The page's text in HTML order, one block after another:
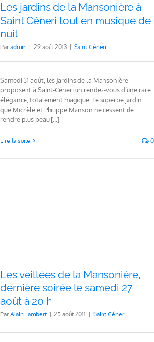
Les jardins de la Mansonière à
Saint Céneri tout en musique de
nuit
Paradmin 29 août 2013 Saint Céneri
Samedi 31 août, les Jardins de la Mansonière
proposent à Saint-Céneri un rendez-vous d’une rare
élégance, totalement magique. Le superbe jardin
que Michèle et Philippe Manson ne cessent de
rendre plus beau [...]
Lire la suite 0
Les veillées de la Mansonière,
dernière soirée le samedi 27
août à 20 h
ParAlain Lambert 25 août 2011 Saint Céneri